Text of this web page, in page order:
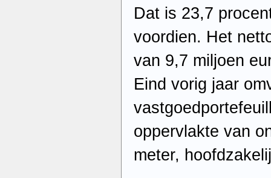
Dat is 23,7
voordien. Het
van 9,7 miljoen
Eind vorig jaar
oppervlakte van
meter,